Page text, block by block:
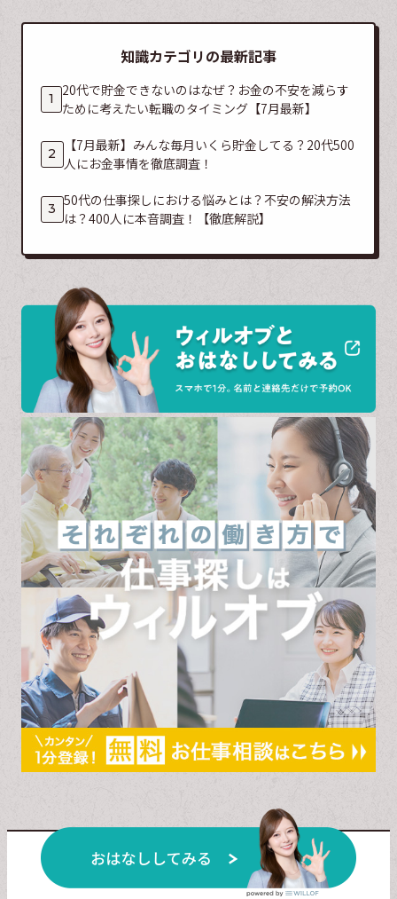
知識カテゴリの最新記事
20代で貯金できないのはなぜ？お金の不安を減らす
ために考えたい転職のタイミング【7月最新】
【7月最新】みんな毎月いくら貯金してる？20代500
人にお金事情を徹底調査！
50代の仕事探しにおける悩みとは？不安の解決方法
は？400人に本音調査！【徹底解説】